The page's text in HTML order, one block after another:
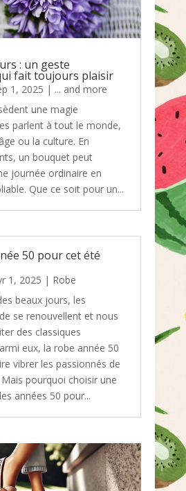
: un geste
fait toujours plaisir
1, 2025 | ... and more
une magie
parlent à tout le monde,
ou la culture. En
un bouquet peut
journée ordinaire en
Que ce soit pour un...
50 pour cet été
1, 2025 | Robe
beaux jours, les
se renouvellent et nous
des classiques
eux, la robe année 50
vibrer les passionnés de
pourquoi choisir une
années 50 pour...